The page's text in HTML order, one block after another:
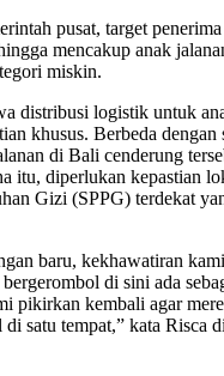
pusat, target
mencakup anak
miskin.
distribusi logistik untuk
khusus. Berbeda dengan
di Bali cenderung
itu, diperlukan kepastian
Gizi (SPPG) terdekat
baru, kekhawatiran
di sini ada
pikirkan kembali agar
satu tempat,” kata Risca